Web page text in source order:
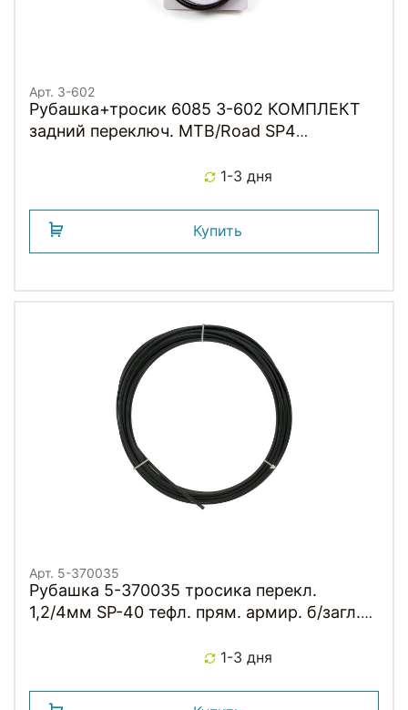
Арт. 3-602
Рубашка+тросик 6085 3-602 КОМПЛЕКТ
задний переключ. MTB/Road SP4
1-3 дня
Купить
Арт. 5-370035
Рубашка 5-370035 тросика перекл.
1,2/4мм SP-40 тефл. прям. армир. б/загл.
1-3 дня